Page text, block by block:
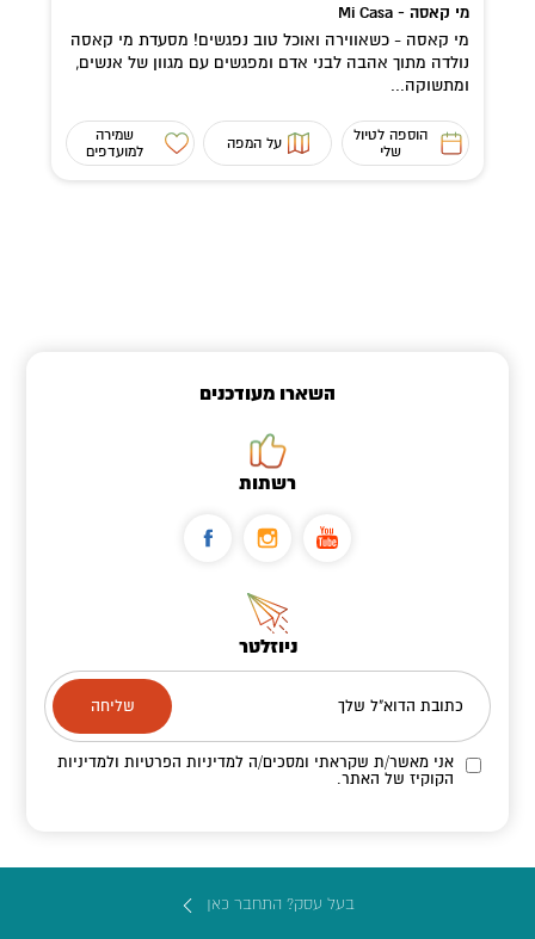
מי קאסה - Mi Casa
מי קאסה - כשאווירה ואוכל טוב נפגשים! מסעדת מי קאסה
נולדה מתוך אהבה לבני אדם ומפגשים עם מגוון של אנשים,
ומתשוקה...
הוספה לטיול
שלי
על המפה
שמירה
למועדפים
השארו מעודכנים
רשתות
ניוזלטר
כתובת הדוא"ל שלך
אני מאשר/ת שקראתי ומסכים/הלמדיניות הפרטיות ולמדיניות
הקוקיז של האתר.
בעל עסק? התחבר כאן